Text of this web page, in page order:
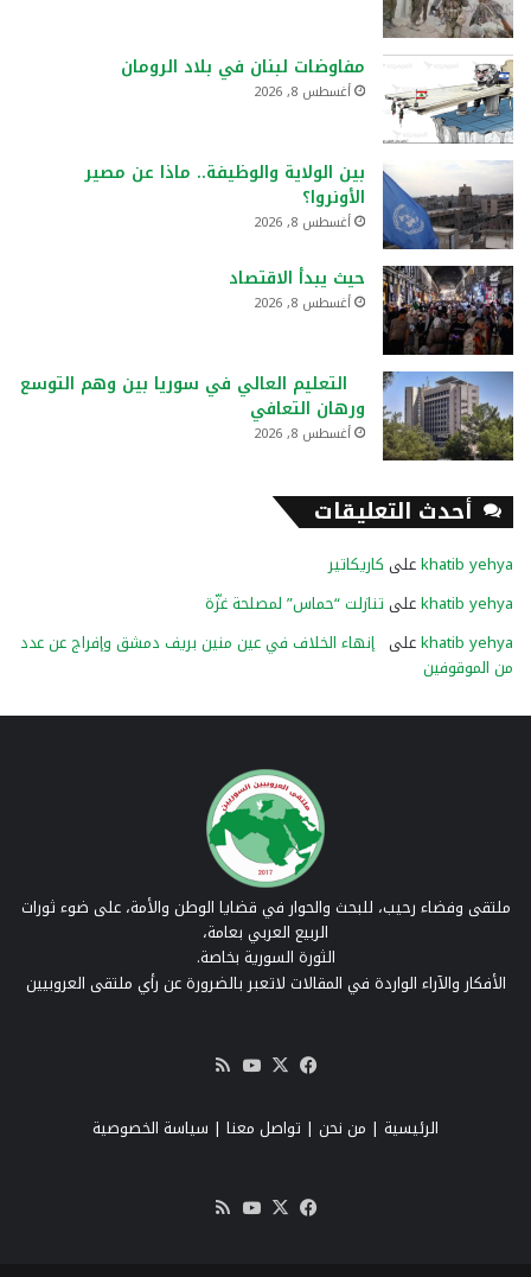
مفاوضات لبنان في بلاد الرومان
أغسطس 8, 2026
بين الولاية والوظيفة.. ماذا عن مصير
الأونروا؟
أغسطس 8, 2026
حيث يبدأ الاقتصاد
أغسطس 8, 2026
التعليم العالي في سوريا بين وهم التوسع
ورهان التعافي
أغسطس 8, 2026
أحدث التعليقات
khatib yehyaعلى كاريكاتير
khatib yehyaعلى تنازلت “حماس” لمصلحة غزّة
khatib yehyaعلى إنهاء الخلاف في عين منين بريف دمشق وإفراج عن عدد
من الموقوفين
ملتقى وفضاء رحيب، للبحث والحوار في قضايا الوطن والأمة، على ضوء ثورات
الربيع العربي بعامة،
الثورة السورية بخاصة.
الأفكار والآراء الواردة في المقالات لاتعبر بالضرورة عن رأي ملتقى العروبيين
فيسبوك
‫X
‫YouTube
RSS
الرئيسية | من نحن | تواصل معنا | سياسة الخصوصية
فيسبوك
‫X
‫YouTube